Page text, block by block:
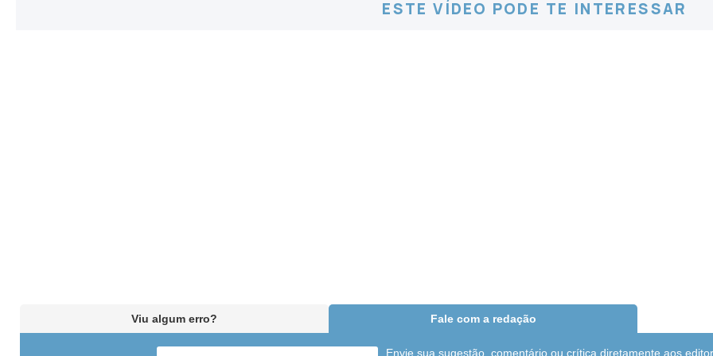
ESTE VÍDEO PODE TE INTERESSAR
Viu algum erro? Fale com a redação
Envie sua sugestão, comentário ou crítica diretamente aos